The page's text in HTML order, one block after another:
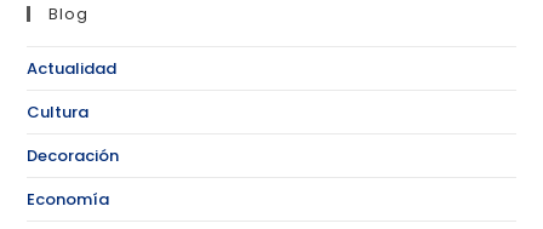
Blog
Actualidad
Cultura
Decoración
Economía